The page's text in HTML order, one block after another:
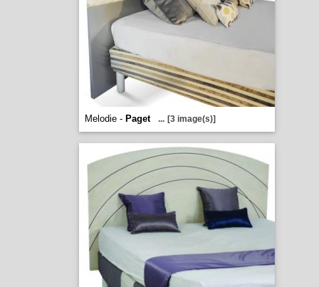
Melodie - Paget ... [3 image(s)]